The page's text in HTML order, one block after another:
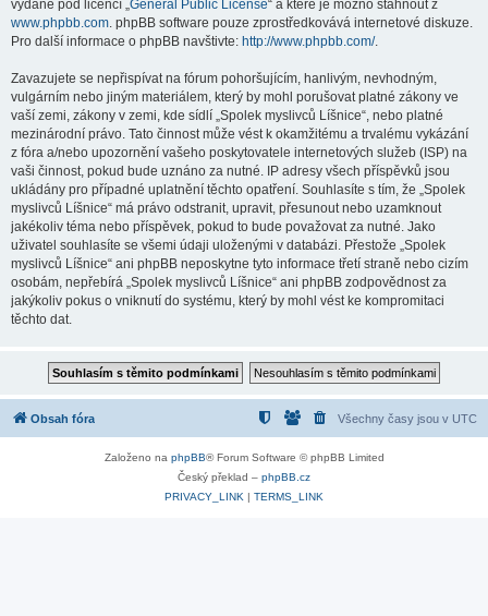
vydané pod licencí „General Public License“ a které je možno stáhnout z
www.phpbb.com. phpBB software pouze zprostředkovává internetové diskuze.
Pro další informace o phpBB navštivte: http://www.phpbb.com/.
Zavazujete se nepřispívat na fórum pohoršujícím, hanlivým, nevhodným,
vulgárním nebo jiným materiálem, který by mohl porušovat platné zákony ve
vaší zemi, zákony v zemi, kde sídlí „Spolek myslivců Líšnice“, nebo platné
mezinárodní právo. Tato činnost může vést k okamžitému a trvalému vykázání
z fóra a/nebo upozornění vašeho poskytovatele internetových služeb (ISP) na
vaši činnost, pokud bude uznáno za nutné. IP adresy všech příspěvků jsou
ukládány pro případné uplatnění těchto opatření. Souhlasíte s tím, že „Spolek
myslivců Líšnice“ má právo odstranit, upravit, přesunout nebo uzamknout
jakékoliv téma nebo příspěvek, pokud to bude považovat za nutné. Jako
uživatel souhlasíte se všemi údaji uloženými v databázi. Přestože „Spolek
myslivců Líšnice“ ani phpBB neposkytne tyto informace třetí straně nebo cizím
osobám, nepřebírá „Spolek myslivců Líšnice“ ani phpBB zodpovědnost za
jakýkoliv pokus o vniknutí do systému, který by mohl vést ke kompromitaci
těchto dat.
Obsah fóra Všechny časy jsou v UTC
Založeno na phpBB® Forum Software © phpBB Limited
Český překlad – phpBB.cz
PRIVACY_LINK | TERMS_LINK